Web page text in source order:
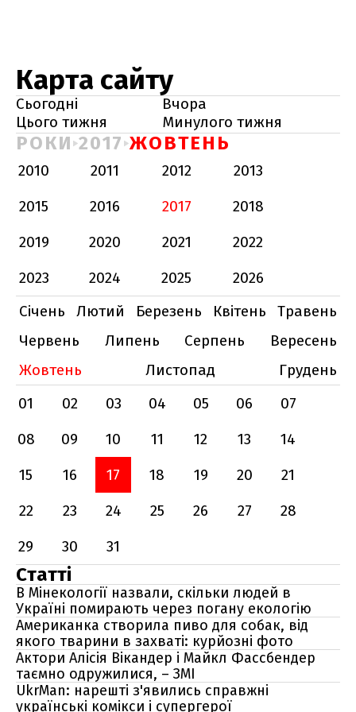
Карта сайту
Сьогодні
Вчора
Цього тижня
Минулого тижня
РОКИ 2017 ЖОВТЕНЬ
2010 2011 2012
2013
2015
2016 2017
2018
2019
2020 2021
2022
2023
2024 2025
2026
Січень
Лютий Березень Квітень
Травень
Червень
Липень Серпень
Вересень
Жовтень
Листопад
Грудень
01
02 03 04 05 06
07
08
09 10 11 12 13
14
15
16 17 18 19 20
21
22
23 24 25 26 27
28
29
30 31
Статті
В Мінекології назвали, скільки людей в
Україні помирають через погану екологію
Американка створила пиво для собак, від
якого тварини в захваті: курйозні фото
Актори Алісія Вікандер і Майкл Фассбендер
таємно одружилися, – ЗМІ
UkrMan: нарешті з'явились справжні
українські комікси і супергерої